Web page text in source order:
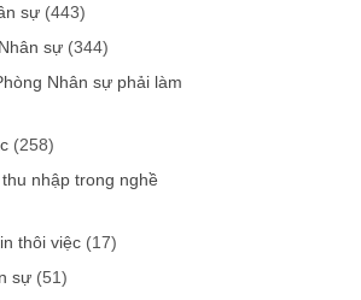
sự (443)
sự (344)
Nhân sự phải làm
(258)
nhập trong nghề
thôi việc (17)
sự (51)